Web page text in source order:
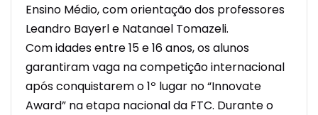
Ensino Médio, com orientação dos professores
Leandro Bayerl e Natanael Tomazeli.
Com idades entre 15 e 16 anos, os alunos
garantiram vaga na competição internacional
após conquistarem o 1º lugar no “Innovate
Award” na etapa nacional da FTC. Durante o